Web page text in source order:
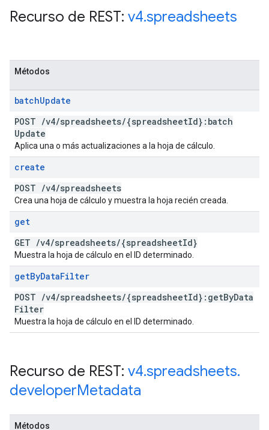
Recurso de REST: v4.spreadsheets
Métodos
batchUpdate
POST /v4/spreadsheets/{spreadsheetId}:batch
Update
Aplica una o más actualizaciones a la hoja de cálculo.
create
POST /v4/spreadsheets
Crea una hoja de cálculo y muestra la hoja recién creada.
get
GET /v4/spreadsheets/{spreadsheetId}
Muestra la hoja de cálculo en el ID determinado.
getByDataFilter
POST /v4/spreadsheets/{spreadsheetId}:getByData
Filter
Muestra la hoja de cálculo en el ID determinado.
Recurso de REST: v4.spreadsheets.
developerMetadata
Métodos